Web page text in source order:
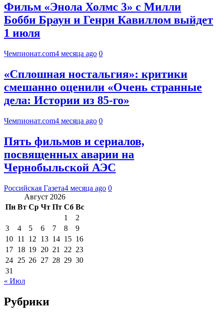
Фильм «Энола Холмс 3» с Милли
Бобби Браун и Генри Кавиллом выйдет
1 июля
Чемпионат.com4 месяца ago 0
«Сплошная ностальгия»: критики
смешанно оценили «Очень странные
дела: Истории из 85-го»
Чемпионат.com4 месяца ago 0
Пять фильмов и сериалов,
посвященных аварии на
Чернобыльской АЭС
Российская Газета4 месяца ago 0
Август 2026
Пн Вт Ср Чт Пт Сб Вс
1
2
3
4 5 6 7 8
9
10 11 12 13 14 15 16
17 18 19 20 21 22 23
24 25 26 27 28 29 30
31
« Июл
Рубрики